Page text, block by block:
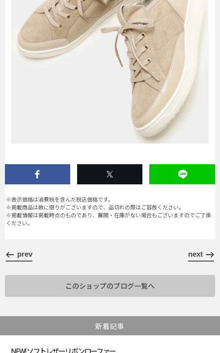
※表示価格は消費税を含んだ税込価格です。
※掲載商品は数に限りがございますので、品切れの際はご容赦ください。
※掲載情報は掲載時点のものであり、展開・在庫がない場合もございますのでご了承
ください。
prev next
このショップのブログ一覧へ
新着記事
NEW! ソフトレザーリボンローファー